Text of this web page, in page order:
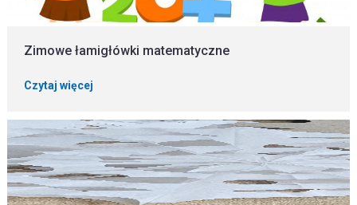
Zimowe łamigłówki matematyczne
Czytaj więcej